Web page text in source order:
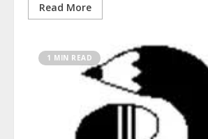
Read More
1 MIN READ